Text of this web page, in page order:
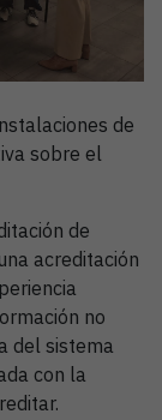
de
sobre el
de
acreditación
no
del sistema
con la